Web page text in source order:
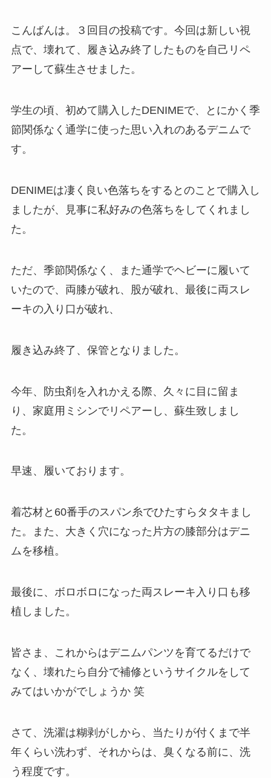
こんばんは。３回目の投稿です。今回は新しい視
点で、壊れて、履き込み終了したものを自己リペ
アーして蘇生させました。
学生の頃、初めて購入したDENIMEで、とにかく季
節関係なく通学に使った思い入れのあるデニムで
す。
DENIMEは凄く良い色落ちをするとのことで購入し
ましたが、見事に私好みの色落ちをしてくれまし
た。
ただ、季節関係なく、また通学でヘビーに履いて
いたので、両膝が破れ、股が破れ、最後に両スレ
ーキの入り口が破れ、
履き込み終了、保管となりました。
今年、防虫剤を入れかえる際、久々に目に留ま
り、家庭用ミシンでリペアーし、蘇生致しまし
た。
早速、履いております。
着芯材と60番手のスパン糸でひたすらタタキまし
た。また、大きく穴になった片方の膝部分はデニ
ムを移植。
最後に、ボロボロになった両スレーキ入り口も移
植しました。
皆さま、これからはデニムパンツを育てるだけで
なく、壊れたら自分で補修というサイクルをして
みてはいかがでしょうか 笑
さて、洗濯は糊剥がしから、当たりが付くまで半
年くらい洗わず、それからは、臭くなる前に、洗
う程度です。